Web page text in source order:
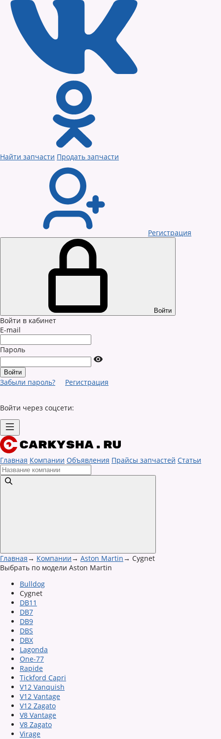
Найти запчасти Продать запчасти
Регистрация
Войти
Войти в кабинет
E-mail
Пароль
Забыли пароль? Регистрация
Войти через соцсети:
Главная Компании Объявления Прайсы запчастей Статьи
Главная→ Компании→ Aston Martin→ Cygnet
Выбрать по модели Aston Martin
Bulldog
Cygnet
DB11
DB7
DB9
DBS
DBX
Lagonda
One-77
Rapide
Tickford Capri
V12 Vanquish
V12 Vantage
V12 Zagato
V8 Vantage
V8 Zagato
Virage